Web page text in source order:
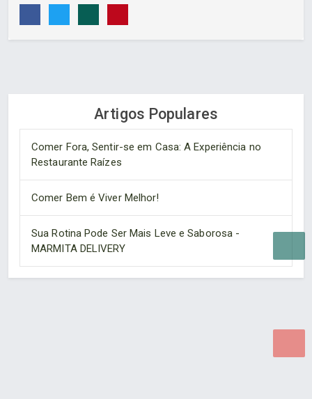
Artigos Populares
Comer Fora, Sentir-se em Casa: A Experiência no
Restaurante Raízes
Comer Bem é Viver Melhor!
Sua Rotina Pode Ser Mais Leve e Saborosa -
MARMITA DELIVERY